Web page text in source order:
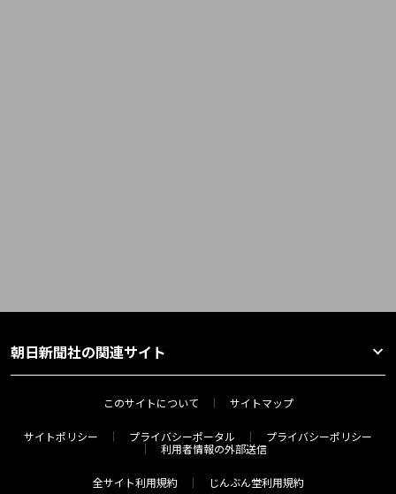
朝日新聞社の関連サイト
このサイトについて サイトマップ
サイトポリシー プライバシーポータル
プライバシーポリシー
利用者情報の外部送信
全サイト利用規約 じんぶん堂利用規約